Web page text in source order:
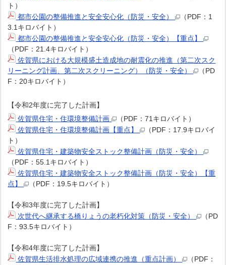
ト）
都市公園の整備推進と安全安心化（防災・安全）
（PDF：1
3.1キロバイト）
都市公園の整備推進と安全安心化（防災・安全）【重点】
（PDF：21.4キロバイト）
佐賀県における大規模盛土造成地の耐震化の推進（第二次スク
リーニング計画、第二次スクリーニング）（防災・安全）
（PD
F：20キロバイト）
【令和2年度に完了した計画】
佐賀県住宅・住環境整備計画
（PDF：71キロバイト）
佐賀県住宅・住環境整備計画【重点】
（PDF：17.9キロバイ
ト）
佐賀県住宅・建築物安全ストック整備計画（防災・安全）
（PDF：55.1キロバイト）
佐賀県住宅・建築物安全ストック整備計画（防災・安全）【重
点】
（PDF：19.5キロバイト）
【令和3年度に完了した計画】
次世代へ継承する橋りょうの老朽化対策（防災・安全）
（PD
F：93.5キロバイト）
【令和4年度に完了した計画】
佐賀県生活排水処理の広域連携の推進（重点計画）
（PDF：